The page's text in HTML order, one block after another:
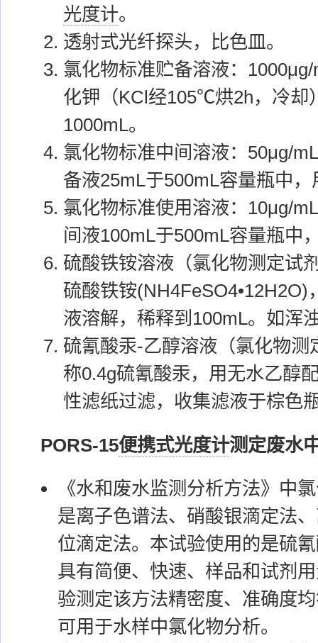
光度计。
透射式光纤探头，比色皿。
氯化物标准贮备溶液：
化钾（KCl经105℃烘2h，冷却
1000mL。
氯化物标准中间溶液：50μg/
备液25mL于500mL容量瓶中
氯化物标准使用溶液：10μg/
间液100mL于500mL容量瓶中
硫酸铁铵溶液（氯化物测定试
硫酸铁铵(NH4FeSO4•12H2O)
液溶解，稀释到100mL。如浑
硫氰酸汞-乙醇溶液（氯化物
称0.4g硫氰酸汞，用无水乙醇
性滤纸过滤，收集滤液于棕色
PORS-15便携式光度计测定废水
《水和废水监测分析方法》中
是离子色谱法、硝酸银滴定法
位滴定法。本试验使用的是硫
具有简便、快速、样品和试剂
验测定该方法精密度、准确度
可用于水样中氯化物分析。